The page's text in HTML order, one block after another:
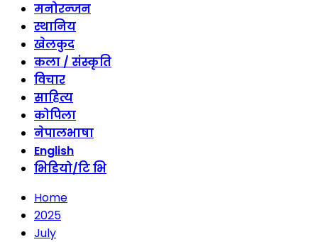
मनोरन्जन
स्थानिय
खेलकुद
कला / संस्कृति
विचार
साहित्य
कोपिला
नेपालभाषा
English
भिडियो/टि भि
Home
2025
July